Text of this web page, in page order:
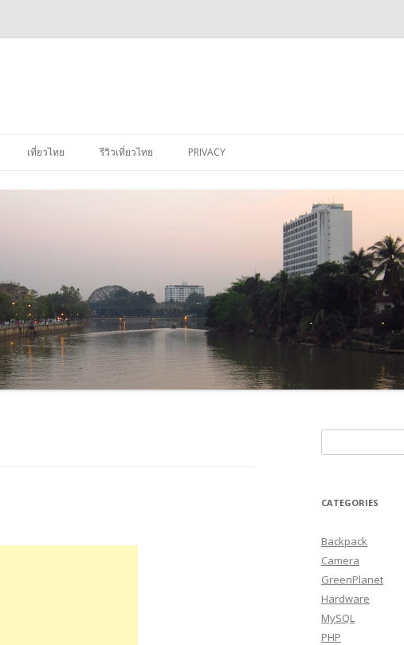
to
เที่ยวไทย รีวิวเที่ยวไทย PRIVACY
for:
CATEGORIES
Backpack
Camera
GreenPlanet
Hardware
MySQL
PHP